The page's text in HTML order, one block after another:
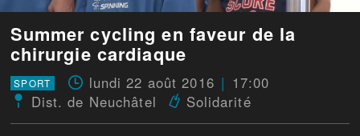
Summer cycling en faveur de la
chirurgie cardiaque
SPORT lundi 22 août 2016
17:00
Dist. de Neuchâtel
Solidarité